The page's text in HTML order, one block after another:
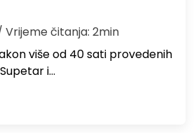
Vrijeme čitanja: 2min
više od 40 sati provedenih
i…